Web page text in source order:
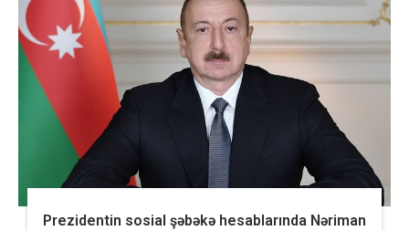
Prezidentin sosial şəbəkə hesablarında Nəriman